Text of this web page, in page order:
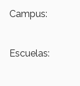
Campus:
Escuelas: